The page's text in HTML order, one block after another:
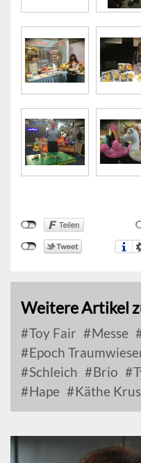
Weitere Artikel
Toy Fair Messe
Epoch
Schleich
Brio
Hape
Käthe